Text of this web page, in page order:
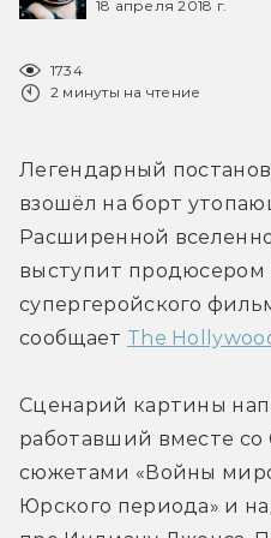
18 апреля 2018 г.
1734
2 минуты на чтение
Легендарный
взошёл на борт
Расширенной
выступит продюсером
супергеройского
сообщает The
Сценарий картины
работавший вместе со
сюжетами «Войны
Юрского периода» и